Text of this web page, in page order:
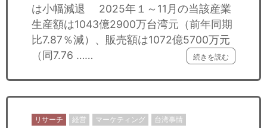
は小幅減退 2025年１～11月の当該産業
生産額は1043億2900万台湾元（前年同期
比7.87％減）、販売額は1072億5700万元
（同7.76 ……
続きを読む
リサーチ 経営 マーケティング
台湾事情